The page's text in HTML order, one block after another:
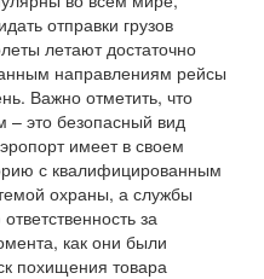
отправки грузов
летают достаточно
направлениям рейсы
Важно отметить, что
– это безопасный вид
имеет в своем
с квалифицированным
охраны, а службы
за
как они были
похищения товара